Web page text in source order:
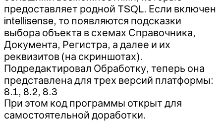
предоставляет родной TSQL. Если включен
intellisense, то появляются подсказки
выбора объекта в схемах Справочника,
Документа, Регистра, а далее и их
реквизитов (на скриншотах).
Подредактировал Обработку, теперь она
представлена для трех версий платформы:
8.1, 8.2, 8.3
При этом код программы открыт для
самостоятельной доработки.